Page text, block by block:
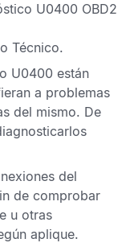
U0400 OBD2
Técnico.
U0400 están
a problemas
del mismo. De
del
de comprobar
u otras
aplique.